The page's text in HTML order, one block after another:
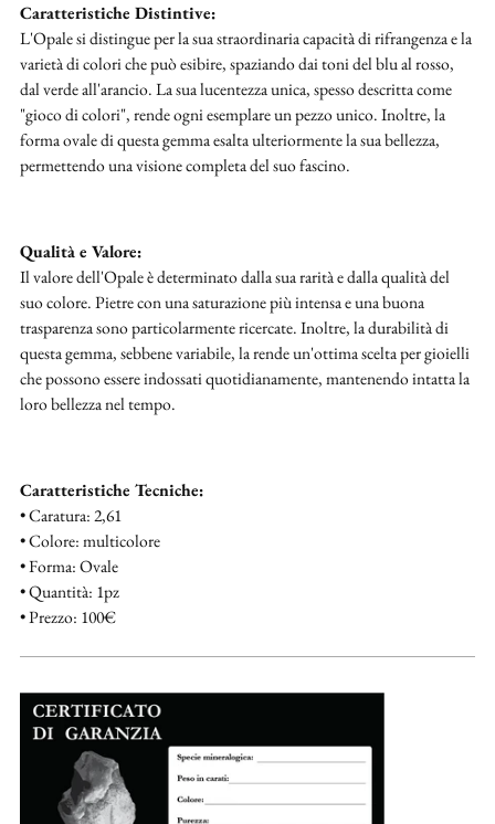
Caratteristiche Distintive:
L'Opale si distingue per la sua straordinaria capacità di rifrangenza e la
varietà di colori che può esibire, spaziando dai toni del blu al rosso,
dal verde all'arancio. La sua lucentezza unica, spesso descritta come
"gioco di colori", rende ogni esemplare un pezzo unico. Inoltre, la
forma ovale di questa gemma esalta ulteriormente la sua bellezza,
permettendo una visione completa del suo fascino.
Qualità e Valore:
Il valore dell'Opale è determinato dalla sua rarità e dalla qualità del
suo colore. Pietre con una saturazione più intensa e una buona
trasparenza sono particolarmente ricercate. Inoltre, la durabilità di
questa gemma, sebbene variabile, la rende un'ottima scelta per gioielli
che possono essere indossati quotidianamente, mantenendo intatta la
loro bellezza nel tempo.
Caratteristiche Tecniche:
• Caratura: 2,61
• Colore: multicolore
• Forma: Ovale
• Quantità: 1pz
• Prezzo: 100€